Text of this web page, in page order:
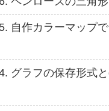
自作カラーマップ
グラフの保存形式